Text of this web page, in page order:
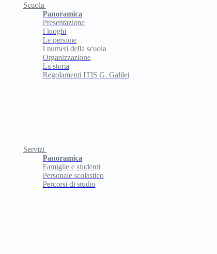
Scuola
Panoramica
Presentazione
I luoghi
Le persone
I numeri della scuola
Organizzazione
La storia
Regolamenti ITIS G. Galilei
Servizi
Panoramica
Famiglie e studenti
Personale scolastico
Percorsi di studio